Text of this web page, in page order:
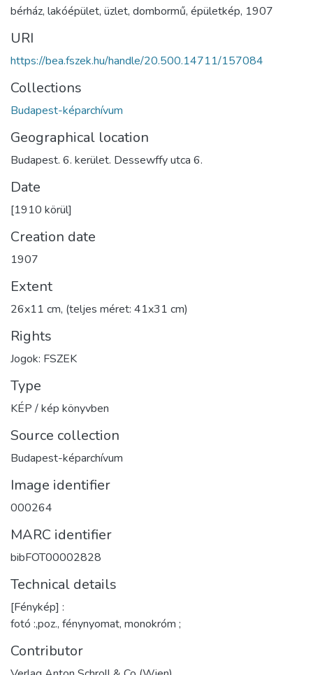
bérház, lakóépület, üzlet, dombormű, épületkép, 1907
URI
https://bea.fszek.hu/handle/20.500.14711/157084
Collections
Budapest-képarchívum
Geographical location
Budapest. 6. kerület. Dessewffy utca 6.
Date
[1910 körül]
Creation date
1907
Extent
26x11 cm, (teljes méret: 41x31 cm)
Rights
Jogok: FSZEK
Type
KÉP / kép könyvben
Source collection
Budapest-képarchívum
Image identifier
000264
MARC identifier
bibFOT00002828
Technical details
[Fénykép] :
fotó :,poz., fénynyomat, monokróm ;
Contributor